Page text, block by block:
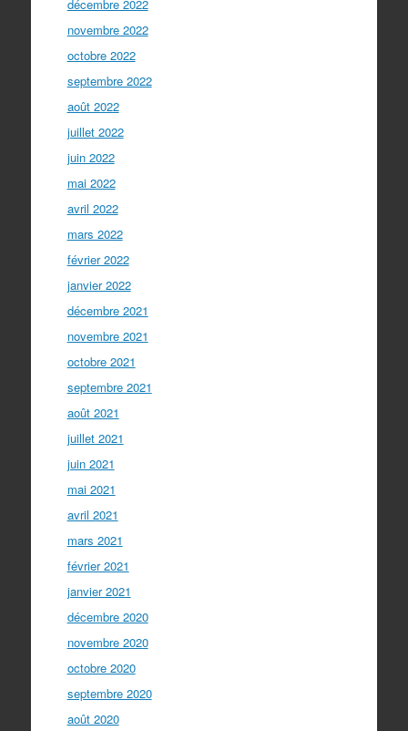
décembre 2022
novembre 2022
octobre 2022
septembre 2022
août 2022
juillet 2022
juin 2022
mai 2022
avril 2022
mars 2022
février 2022
janvier 2022
décembre 2021
novembre 2021
octobre 2021
septembre 2021
août 2021
juillet 2021
juin 2021
mai 2021
avril 2021
mars 2021
février 2021
janvier 2021
décembre 2020
novembre 2020
octobre 2020
septembre 2020
août 2020